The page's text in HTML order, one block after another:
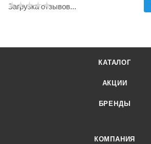
Загрузка отзывов...
КАТАЛОГ
АКЦИИ
БРЕНДЫ
КОМПАНИЯ